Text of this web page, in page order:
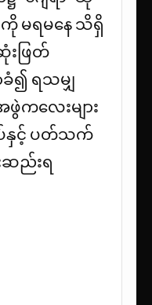
မရမနေ သိရှိ
းဖြတ်
ခံ၍ ရသမျှ
ကလေးများ
ပ်နှင့် ပတ်သက်
ဆည်းရ